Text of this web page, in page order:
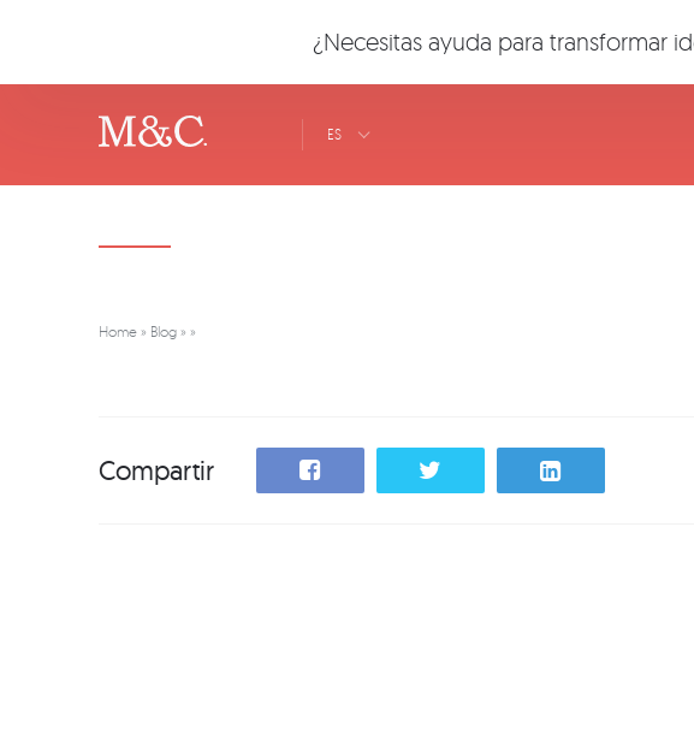
ES
Home » Blog » »
Compartir
¿Necesitas ayuda para transformar